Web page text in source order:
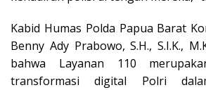
Kabid Humas Polda Papua Barat
Benny Ady Prabowo, S.H., S.I.K.,
bahwa Layanan 110
transformasi digital Polri